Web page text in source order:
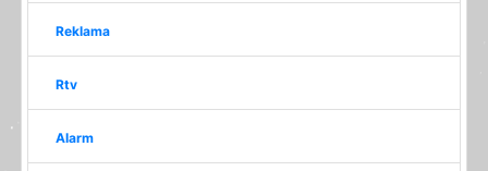
Reklama
Rtv
Alarm